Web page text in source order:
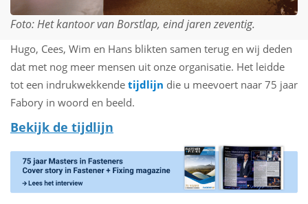
Foto: Het kantoor van Borstlap, eind jaren zeventig.
Hugo, Cees, Wim en Hans blikten samen terug en wij deden
dat met nog meer mensen uit onze organisatie. Het leidde
tot een indrukwekkende tijdlijn die u meevoert naar 75 jaar
Fabory in woord en beeld.
Bekijk de tijdlijn